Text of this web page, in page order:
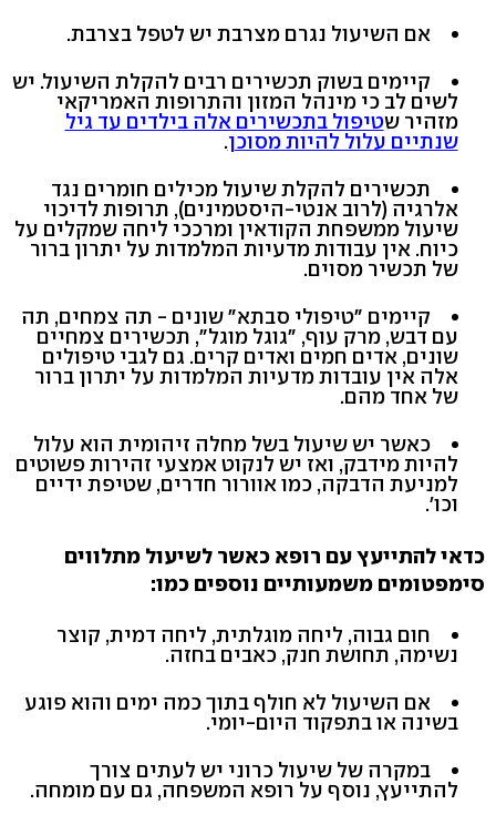
אם השיעול נגרם מצרבת יש לטפל בצרבת.
קיימים בשוק תכשירים רבים להקלת השיעול. יש
לשים לב כי מינהל המזון והתרופות האמריקאי
מזהיר שטיפול בתכשירים אלה בילדים עד גיל
שנתיים עלול להיות מסוכן.
תכשירים להקלת שיעול מכילים חומרים נגד
אלרגיה (לרוב אנטי-היסטמינים‭,(‬ תרופות לדיכוי
שיעול ממשפחת הקודאין ומרככי ליחה שמקלים על
כיוח. אין עבודות מדעיות המלמדות על יתרון ברור
של תכשיר מסוים.
קיימים "טיפולי סבתא" שונים - תה צמחים, תה
עם דבש, מרק עוף, "גוגל מוגל‭,"‬ תכשירים צמחיים
שונים, אדים חמים ואדים קרים. גם לגבי טיפולים
אלה אין עובדות מדעיות המלמדות על יתרון ברור
של אחד מהם.
כאשר יש שיעול בשל מחלה זיהומית הוא עלול
להיות מידבק, ואז יש לנקוט אמצעי זהירות פשוטים
למניעת הדבקה, כמו אוורור חדרים, שטיפת ידיים
וכו‭.'‬
כדאי להתייעץ עם רופא כאשר לשיעול מתלווים
סימפטומים משמעותיים נוספים כמו:
חום גבוה, ליחה מוגלתית, ליחה דמית, קוצר
נשימה, תחושת חנק, כאבים בחזה.
אם השיעול לא חולף בתוך כמה ימים והוא פוגע
בשינה או בתפקוד היום-יומי.
במקרה של שיעול כרוני יש לעתים צורך
להתייעץ, נוסף על רופא המשפחה, גם עם מומחה.